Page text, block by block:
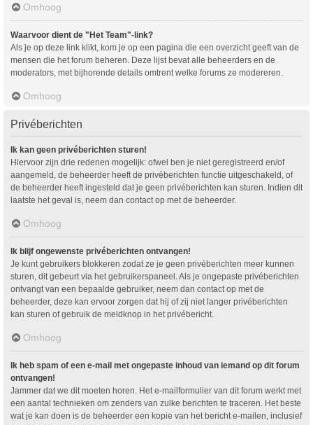
Omhoog
Waarvoor dient de "Het Team"-link?
Als je op deze link klikt, kom je op een pagina die een overzicht geeft van de
mensen die het forum beheren. Deze lijst bevat alle beheerders en de
moderators, met bijhorende details omtrent welke forums ze modereren.
Omhoog
Privéberichten
Ik kan geen privéberichten sturen!
Hiervoor zijn drie redenen mogelijk: ofwel ben je niet geregistreerd en/of
aangemeld, de beheerder heeft de privéberichten functie uitgeschakeld, of
de beheerder heeft ingesteld dat je geen privéberichten kan sturen. Indien dit
laatste het geval is, neem dan contact op met de beheerder.
Omhoog
Ik blijf ongewenste privéberichten ontvangen!
Je kunt gebruikers blokkeren zodat ze je geen privéberichten meer kunnen
sturen, dit gebeurt via het gebruikerspaneel. Als je ongepaste privéberichten
ontvangt van een bepaalde gebruiker, neem dan contact op met de
beheerder, deze kan ervoor zorgen dat hij of zij niet langer privéberichten
kan sturen of gebruik de meldknop in het privébericht.
Omhoog
Ik heb spam of een e-mail met ongepaste inhoud van iemand op dit forum
ontvangen!
Jammer dat we dit moeten horen. Het e-mailformulier van dit forum werkt met
een aantal technieken om zenders van zulke berichten te traceren. Het beste
wat je kan doen is de beheerder een kopie van het bericht e-mailen, inclusief